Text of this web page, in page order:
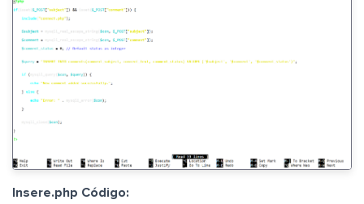
Insere.php Código: